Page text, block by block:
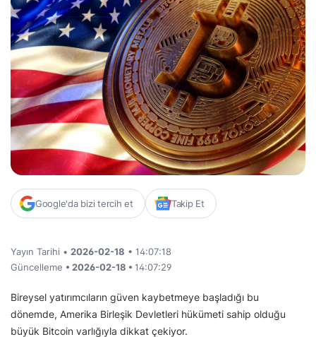
Google'da bizi tercih et Takip Et
Yayın Tarihi • 2026-02-18 • 14:07:18
Güncelleme • 2026-02-18 • 14:07:29
Bireysel yatırımcıların güven kaybetmeye başladığı bu
dönemde, Amerika Birleşik Devletleri hükümeti sahip olduğu
büyük Bitcoin varlığıyla dikkat çekiyor.